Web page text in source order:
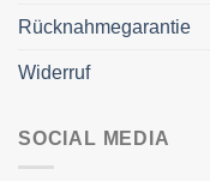
Rücknahmegarantie
Widerruf
SOCIAL MEDIA